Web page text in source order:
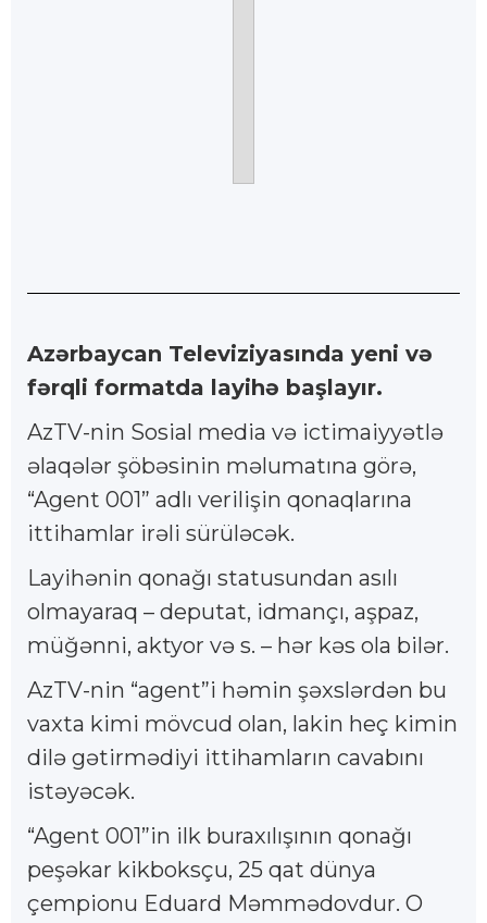
Azərbaycan Televiziyasında yeni və
fərqli formatda layihə başlayır.
AzTV-nin Sosial media və ictimaiyyətlə
əlaqələr şöbəsinin məlumatına görə,
“Agent 001” adlı verilişin qonaqlarına
ittihamlar irəli sürüləcək.
Layihənin qonağı statusundan asılı
olmayaraq – deputat, idmançı, aşpaz,
müğənni, aktyor və s. – hər kəs ola bilər.
AzTV-nin “agent”i həmin şəxslərdən bu
vaxta kimi mövcud olan, lakin heç kimin
dilə gətirmədiyi ittihamların cavabını
istəyəcək.
“Agent 001”in ilk buraxılışının qonağı
peşəkar kikboksçu, 25 qat dünya
çempionu Eduard Məmmədovdur. O